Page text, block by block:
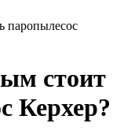
паропылесос
стоит
Керхер?